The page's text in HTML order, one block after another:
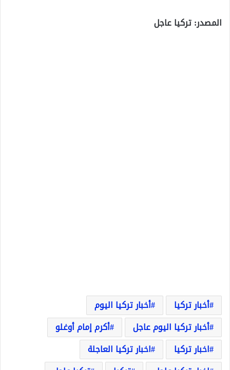
المصدر: تركيا عاجل
أخبار تركيا
أخبار تركيا اليوم
أخبار تركيا اليوم عاجل
أكرم إمام أوغلو
اخبار تركيا
اخبار تركيا العاجلة